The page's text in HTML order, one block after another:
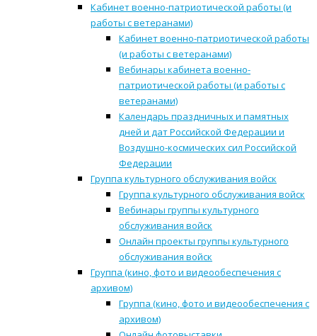
Кабинет военно-патриотической работы (и
работы с ветеранами)
Кабинет военно-патриотической работы
(и работы с ветеранами)
Вебинары кабинета военно-
патриотической работы (и работы с
ветеранами)
Календарь праздничных и памятных
дней и дат Российской Федерации и
Воздушно-космических сил Российской
Федерации
Группа культурного обслуживания войск
Группа культурного обслуживания войск
Вебинары группы культурного
обслуживания войск
Онлайн проекты группы культурного
обслуживания войск
Группа (кино, фото и видеообеспечения с
архивом)
Группа (кино, фото и видеообеспечения с
архивом)